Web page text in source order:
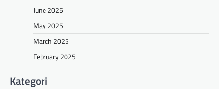
June 2025
May 2025
March 2025
February 2025
Kategori